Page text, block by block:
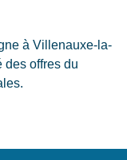
à Villenauxe-la-
des offres du